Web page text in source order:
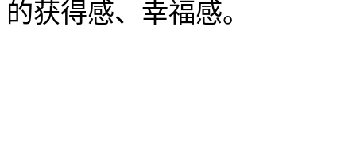
的获得感、幸福感。